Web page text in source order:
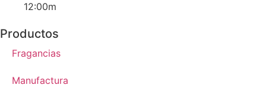
12:00m
Productos
Fragancias
Manufactura